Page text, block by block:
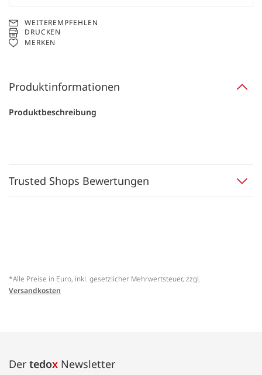
WEITEREMPFEHLEN
DRUCKEN
MERKEN
Produktinformationen
Produktbeschreibung
Trusted Shops Bewertungen
*Alle Preise in Euro, inkl. gesetzlicher Mehrwertsteuer, zzgl.
Versandkosten
Der tedox Newsletter